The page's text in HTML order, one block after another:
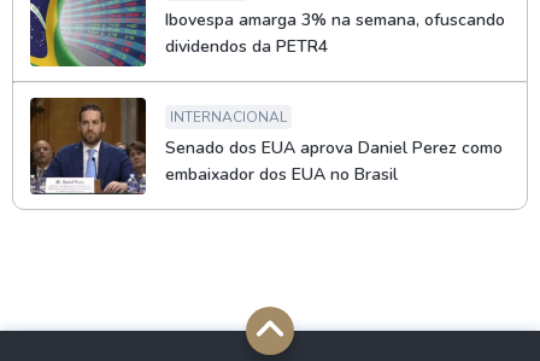
Ibovespa amarga 3% na semana, ofuscando
dividendos da PETR4
INTERNACIONAL
Senado dos EUA aprova Daniel Perez como
embaixador dos EUA no Brasil